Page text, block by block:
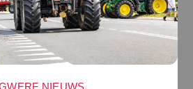
NIEUWS,